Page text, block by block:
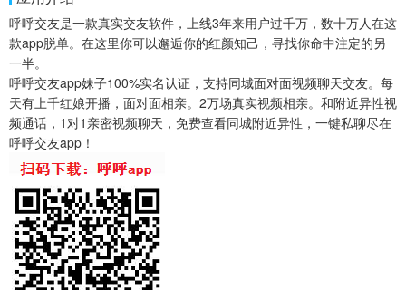
呼呼交友是一款真实交友软件，上线3年来用户过千万，数十万人在这
款app脱单。在这里你可以邂逅你的红颜知己，寻找你命中注定的另
一半。
呼呼交友app妹子100%实名认证，支持同城面对面视频聊天交友。每
天有上千红娘开播，面对面相亲。2万场真实视频相亲。和附近异性视
频通话，1对1亲密视频聊天，免费查看同城附近异性，一键私聊尽在
呼呼交友app！